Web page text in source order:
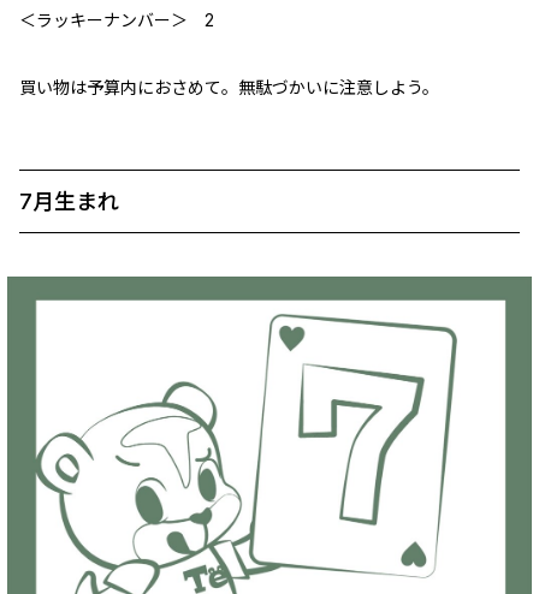
＜ラッキーナンバー＞ 2
買い物は予算内におさめて。無駄づかいに注意しよう。
7月生まれ